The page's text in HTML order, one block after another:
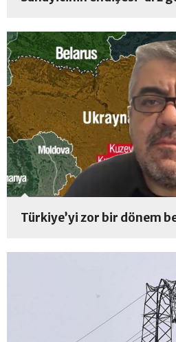
Türkiye’yi zor bir dönem